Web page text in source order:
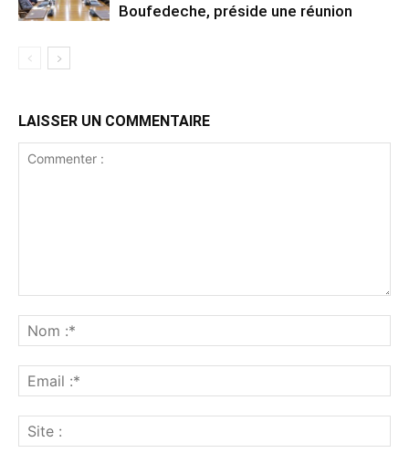
Boufedeche, préside une réunion
LAISSER UN COMMENTAIRE